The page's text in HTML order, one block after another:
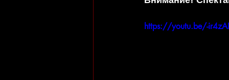
https://youtu.be/-